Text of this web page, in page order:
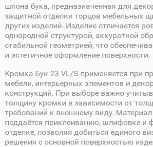
шпона бука, предназначенная для
защитной отделки торцов мебельных
других изделий. Изделие отличается
однородной структурой, аккуратной
стабильной геометрией, что
и эстетичное оформление поверхности.
Кромка Бук 23 VL/S применяется при
мебели, интерьерных элементов и
конструкций. При выборе важно
толщину кромки в зависимости от
требований к внешнему виду.
поддаётся приклеиванию, шлифовке и
отделке, позволяя добиться единого
решения с основной поверхностью